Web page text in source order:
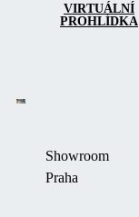
VIRTUÁLNÍ
PROHLÍDKA
Showroom
Praha